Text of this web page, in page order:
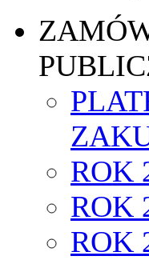
ROK
ROK
ROK